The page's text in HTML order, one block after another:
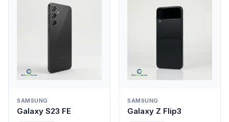
SAMSUNG
Galaxy S23 FE
SAMSUNG
Galaxy Z Flip3